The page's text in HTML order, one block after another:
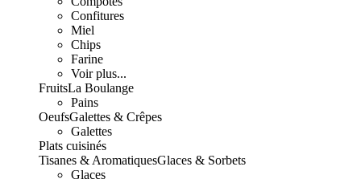
Confitures
Miel
Chips
Farine
Voir plus...
FruitsLa Boulange
Pains
OeufsGalettes & Crêpes
Galettes
Plats cuisinés
Tisanes & AromatiquesGlaces & Sorbets
Glaces